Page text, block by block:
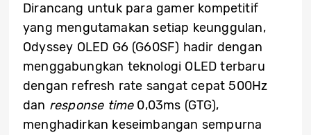
Dirancang untuk para gamer kompetitif
yang mengutamakan setiap keunggulan,
Odyssey OLED G6 (G60SF) hadir dengan
menggabungkan teknologi OLED terbaru
dengan refresh rate sangat cepat 500Hz
dan response time0,03ms (GTG),
menghadirkan keseimbangan sempurna